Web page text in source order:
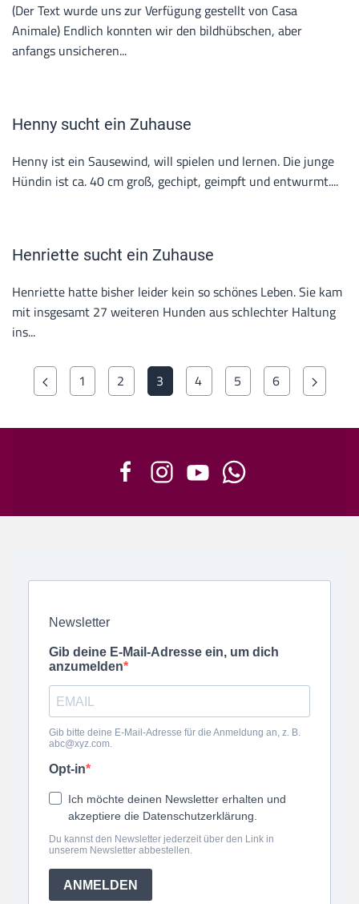
(Der Text wurde uns zur Verfügung gestellt von Casa
Animale) Endlich konnten wir den bildhübschen, aber
anfangs unsicheren...
Henny sucht ein Zuhause
Henny ist ein Sausewind, will spielen und lernen. Die junge
Hündin ist ca. 40 cm groß, gechipt, geimpft und entwurmt....
Henriette sucht ein Zuhause
Henriette hatte bisher leider kein so schönes Leben. Sie kam
mit insgesamt 27 weiteren Hunden aus schlechter Haltung
ins...
1 2 3 4 5 6